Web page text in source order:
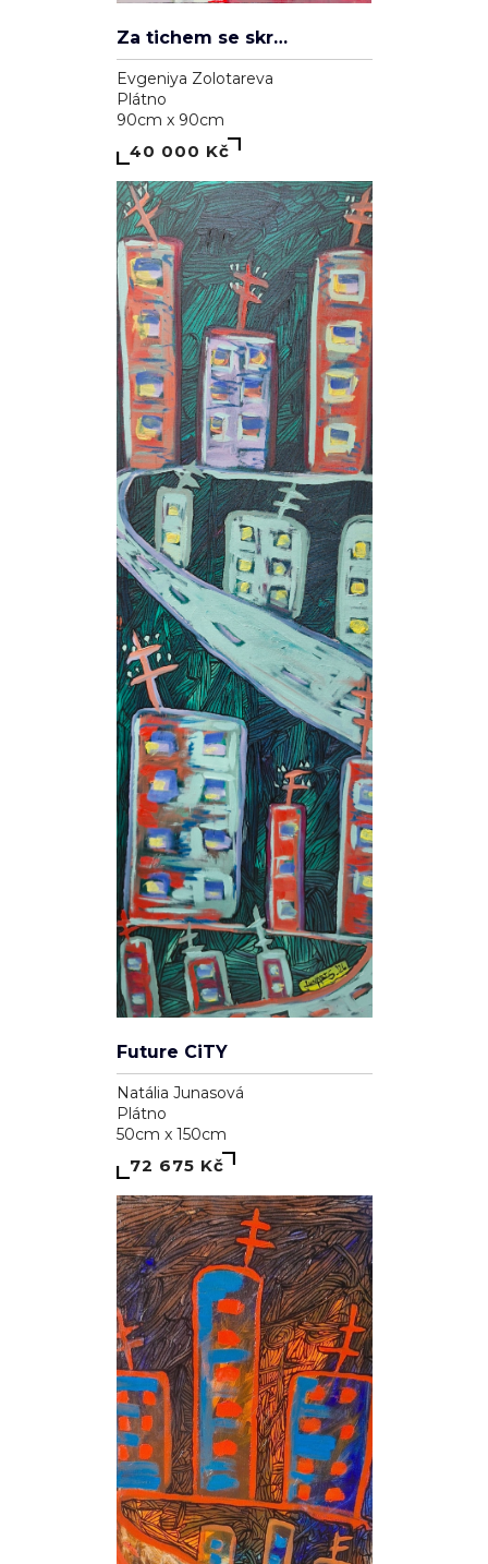
Za tichem se skrývá hluk
Evgeniya Zolotareva
Plátno
90cm x 90cm
40 000 Kč
Future CiTY
Natália Junasová
Plátno
50cm x 150cm
72 675 Kč